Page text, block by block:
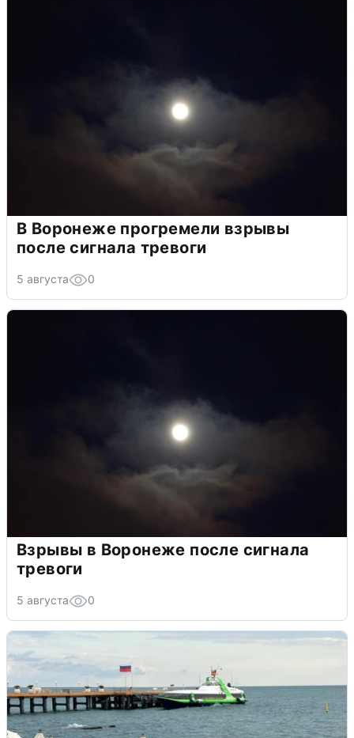
В Воронеже прогремели взрывы
после сигнала тревоги
5 августа 0
Взрывы в Воронеже после сигнала
тревоги
5 августа 0